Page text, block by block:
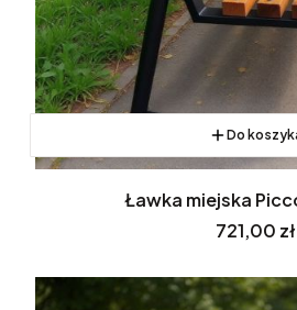
Do
Ławka miejska
Cena
721,00 zł
BESTSELLER